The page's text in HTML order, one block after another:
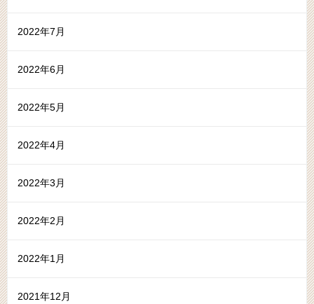
2022年7月
2022年6月
2022年5月
2022年4月
2022年3月
2022年2月
2022年1月
2021年12月